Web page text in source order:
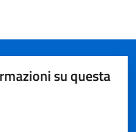
su questa